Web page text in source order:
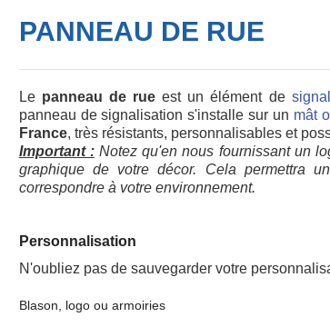
PANNEAU DE RUE
Le panneau de rue est un élément de
panneau de signalisation s'installe sur un mât
France, très résistants, personnalisables et
Important : Notez qu'en nous fournissant un
graphique de votre décor. Cela permettra
correspondre à votre environnement.
Personnalisation
N'oubliez pas de sauvegarder votre
Blason, logo ou armoiries